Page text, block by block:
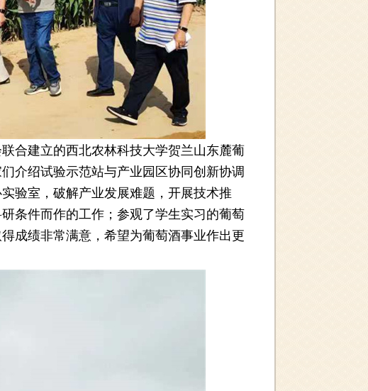
建立的西北农林科技大学贺兰山东麓葡
介绍试验示范站与产业园区协同创新协调
验室，破解产业发展难题，开展技术推
条件而作的工作；参观了学生实习的葡萄
成绩非常满意，希望为葡萄酒事业作出更